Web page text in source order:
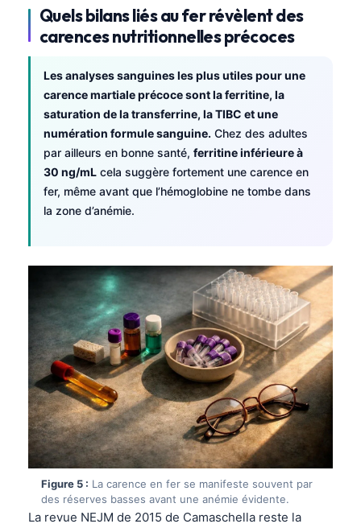
Quels bilans liés au fer révèlent des
carences nutritionnelles précoces
Les analyses sanguines les plus utiles pour une
carence martiale précoce sont la ferritine, la
saturation de la transferrine, la TIBC et une
numération formule sanguine. Chez des adultes
par ailleurs en bonne santé, ferritine inférieure à
30 ng/mL cela suggère fortement une carence en
fer, même avant que l’hémoglobine ne tombe dans
la zone d’anémie.
Figure 5 : La carence en fer se manifeste souvent par
des réserves basses avant une anémie évidente.
La revue NEJM de 2015 de Camaschella reste la
O‘zbekcha
Қазақ тілі
Suomi
Hrvatski
Slovenčina
كوردی‎
پښتو
සිංහල
Galego
Latviešu valoda
Македонски јазик
Euskara
Gàidhlig
Occitan
Afrikaans